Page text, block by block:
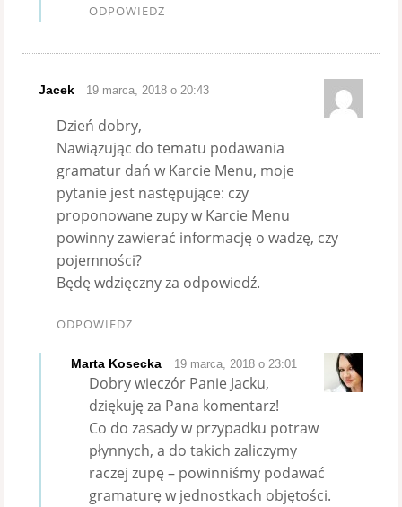
ODPOWIEDZ
Jacek 19 marca, 2018 o 20:43
Dzień dobry,
Nawiązując do tematu podawania
gramatur dań w Karcie Menu, moje
pytanie jest następujące: czy
proponowane zupy w Karcie Menu
powinny zawierać informację o wadzę, czy
pojemności?
Będę wdzięczny za odpowiedź.
ODPOWIEDZ
Marta Kosecka 19 marca, 2018 o 23:01
Dobry wieczór Panie Jacku,
dziękuję za Pana komentarz!
Co do zasady w przypadku potraw
płynnych, a do takich zaliczymy
raczej zupę – powinniśmy podawać
gramaturę w jednostkach objętości.